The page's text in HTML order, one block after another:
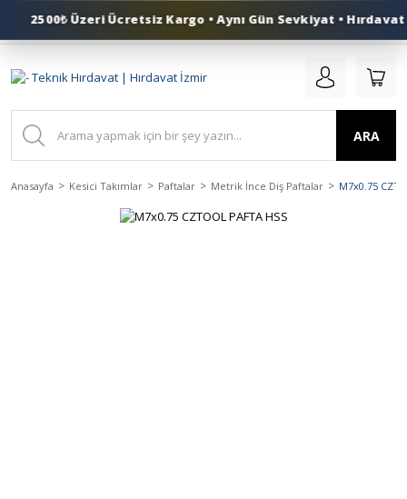
0 (553) 324 41 50
ARA
Anasayfa Kesici Takımlar Paftalar Metrik İnce Diş Paftalar M7x0.75
2500₺ Üzeri Ücretsiz Kargo • Aynı Gün Sevkiyat • Hırdavat